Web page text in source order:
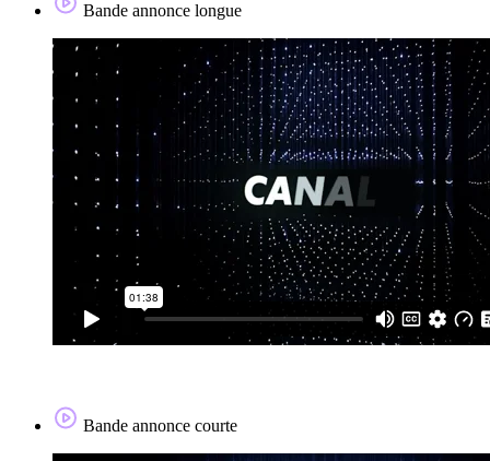
Bande annonce longue
Bande annonce courte